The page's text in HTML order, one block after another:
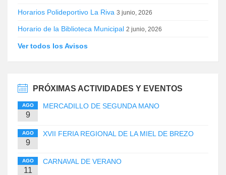
Horarios Polideportivo La Riva 3 junio, 2026
Horario de la Biblioteca Municipal 2 junio, 2026
Ver todos los Avisos
PRÓXIMAS ACTIVIDADES Y EVENTOS
AGO
9
MERCADILLO DE SEGUNDA MANO
AGO
9
XVII FERIA REGIONAL DE LA MIEL DE BREZO
AGO
11
CARNAVAL DE VERANO